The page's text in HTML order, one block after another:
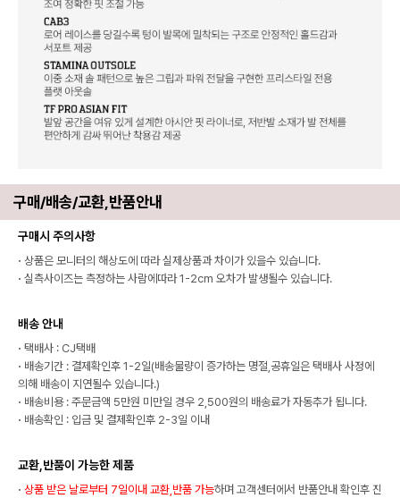
구매/배송/교환,반품안내
구매시 주의사항
· 상품은 모니터의 해상도에 따라 실제상품과 차이가 있을수 있습니다.
· 실측사이즈는 측정하는 사람에따라 1-2cm 오차가 발생될수 있습니다.
배송 안내
· 택배사 : CJ택배
· 배송기간 : 결제확인후 1-2일(배송물량이 증가하는 명절,공휴일은 택배사 사정에
의해 배송이 지연될수 있습니다.)
· 배송비용 : 주문금액 5만원 미만일 경우 2,500원의 배송료가 자동추가 됩니다.
· 배송확인 : 입금 및 결제확인후 2-3일 이내
교환,반품이 가능한 제품
· 상품 받은 날로부터 7일이내 교환,반품 가능하며 고객센터에서 반품안내 확인후 진